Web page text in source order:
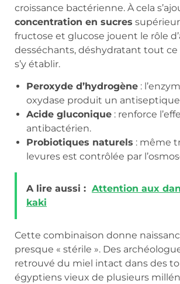
croissance bactérienne. À cela
concentration en sucres
fructose et glucose jouent le rôle
desséchants, déshydratant tout
s’y établir.
Peroxyde d’hydrogène :
oxydase produit un
Acide gluconique : renforce
antibactérien.
Probiotiques naturels : même
levures est contrôlée par
A lire aussi : Attention aux
kaki
Cette combinaison donne
presque « stérile ». Des
retrouvé du miel intact dans des
égyptiens vieux de plusieurs